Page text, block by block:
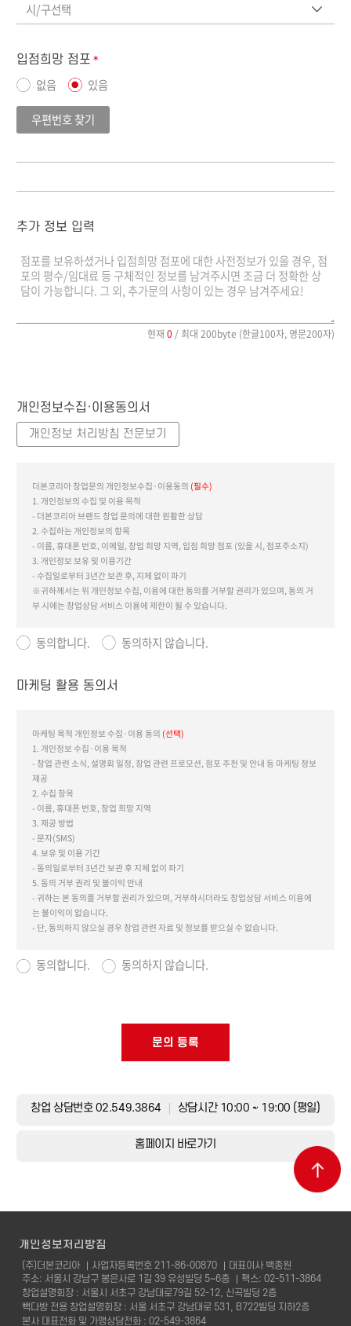
시/구선택
입점희망 점포 *
없음
있음
우편번호 찾기
추가 정보 입력
현재 0 / 최대 200byte (한글100자, 영문200자)
개인정보수집·이용동의서
개인정보 처리방침 전문보기
더본코리아 창업문의 개인정보수집·이용동의 (필수)
1. 개인정보의 수집 및 이용 목적
- 더본코리아 브랜드 창업 문의에 대한 원활한 상담
2. 수집하는 개인정보의 항목
- 이름, 휴대폰 번호, 이메일, 창업 희망 지역, 입점 희망 점포 (있을 시, 점포주소지)
3. 개인정보 보유 및 이용기간
- 수집일로부터 3년간 보관 후, 지체 없이 파기
※귀하께서는 위 개인정보 수집, 이용에 대한 동의를 거부할 권리가 있으며, 동의 거
부 시에는 창업상담 서비스 이용에 제한이 될 수 있습니다.
동의합니다. 동의하지 않습니다.
마케팅 활용 동의서
마케팅 목적 개인정보 수집·이용 동의 (선택)
1. 개인정보 수집·이용 목적
- 창업 관련 소식, 설명회 일정, 창업 관련 프로모션, 점포 추천 및 안내 등 마케팅 정보
제공
2. 수집 항목
- 이름, 휴대폰 번호, 창업 희망 지역
3. 제공 방법
- 문자(SMS)
4. 보유 및 이용 기간
- 동의일로부터 3년간 보관 후 지체 없이 파기
5. 동의 거부 권리 및 불이익 안내
- 귀하는 본 동의를 거부할 권리가 있으며, 거부하시더라도 창업상담 서비스 이용에
는 불이익이 없습니다.
- 단, 동의하지 않으실 경우 창업 관련 자료 및 정보를 받으실 수 없습니다.
동의합니다. 동의하지 않습니다.
문의 등록
창업 상담번호 02.549.3864 상담시간 10:00 ~ 19:00 (평일)
홈페이지 바로가기
개인정보처리방침
(주)더본코리아 사업자등록번호 211-86-00870
대표이사 백종원
주소: 서울시 강남구 봉은사로 1길 39 유성빌딩 5~6층
팩스: 02-511-3864
창업설명회장 : 서울시 서초구 강남대로79길 52-12, 신곡빌딩 2층
빽다방 전용 창업설명회장 : 서울 서초구 강남대로 531, B722빌딩 지하2층
본사 대표전화 및 가맹상담전화 : 02-549-3864